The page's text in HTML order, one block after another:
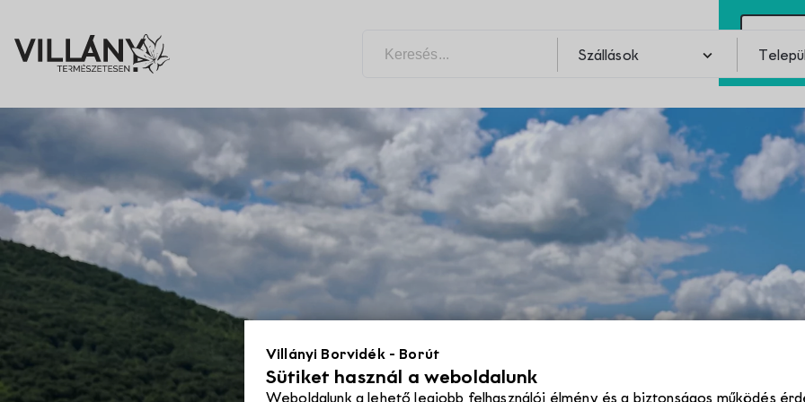
Villányi Borvidék - Borút
Sütiket használ a weboldalunk
Weboldalunk a lehető legjobb felhasználói élmény és a biztonságos működés
Szabadidő
Pincék
Szállások
Leírás Térkép
Szabadidő
Pincék
Programok
Éttermek